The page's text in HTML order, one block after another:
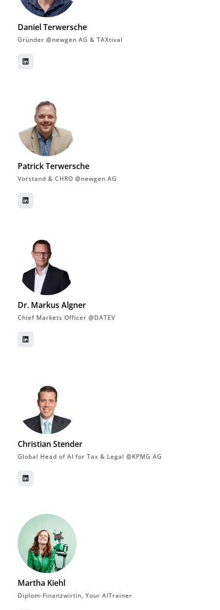
Daniel Terwersche
Gründer @newgen AG & TAXtival
Patrick Terwersche
Vorstand & CHRO @newgen AG
Dr. Markus Algner
Chief Markets Officer @DATEV
Christian Stender
Global Head of AI for Tax & Legal @KPMG AG
Martha Kiehl
Diplom-Finanzwirtin, Your AITrainer